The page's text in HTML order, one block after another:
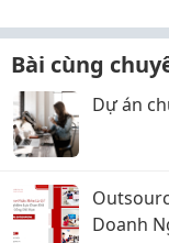
Bài cùng
Dự án
Doanh